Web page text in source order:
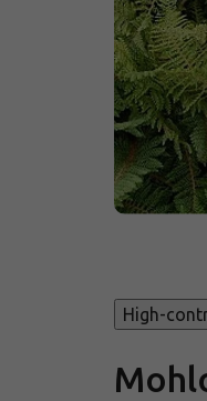
High-